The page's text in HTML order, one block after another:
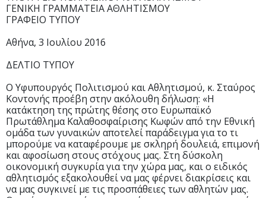
ΓΕΝΙΚΗ ΓΡΑΜΜΑΤΕΙΑ ΑΘΛΗΤΙΣΜΟΥ
ΓΡΑΦΕΙΟ ΤΥΠΟΥ
Αθήνα, 3 Ιουλίου 2016
ΔΕΛΤΙΟ ΤΥΠΟΥ
Ο Υφυπουργός Πολιτισμού και Αθλητισμού, κ. Σταύρος
Κοντονής προέβη στην ακόλουθη δήλωση: «Η
κατάκτηση της πρώτης θέσης στο Ευρωπαϊκό
Πρωτάθλημα Καλαθοσφαίρισης Κωφών από την Εθνική
ομάδα των γυναικών αποτελεί παράδειγμα για το τι
μπορούμε να καταφέρουμε με σκληρή δουλειά, επιμονή
και αφοσίωση στους στόχους μας. Στη δύσκολη
οικονομική συγκυρία για την χώρα μας, και ο ειδικός
αθλητισμός εξακολουθεί να μας φέρνει διακρίσεις και
να μας συγκινεί με τις προσπάθειες των αθλητών μας.